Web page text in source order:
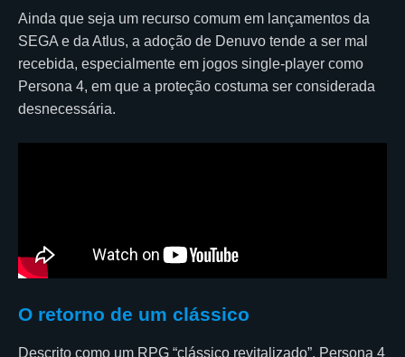
Ainda que seja um recurso comum em lançamentos da
SEGA e da Atlus, a adoção de Denuvo tende a ser mal
recebida, especialmente em jogos single-player como
Persona 4, em que a proteção costuma ser considerada
desnecessária.
O retorno de um clássico
Descrito como um RPG “clássico revitalizado”, Persona 4